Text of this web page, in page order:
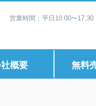
営業時間：平日10:00〜
概要 無料